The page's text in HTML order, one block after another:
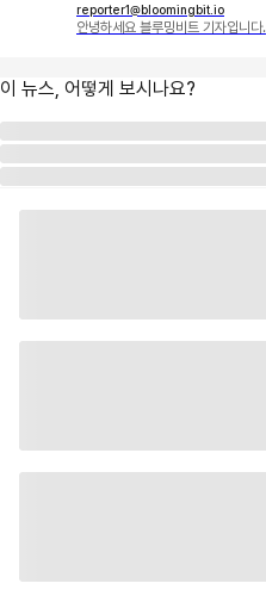
reporter1@bloomingbit.io
안녕하세요 블루밍비트 기자입니다.
이 뉴스, 어떻게 보시나요?